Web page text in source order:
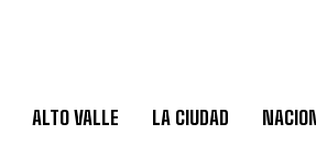
ALTO VALLE LA CIUDAD